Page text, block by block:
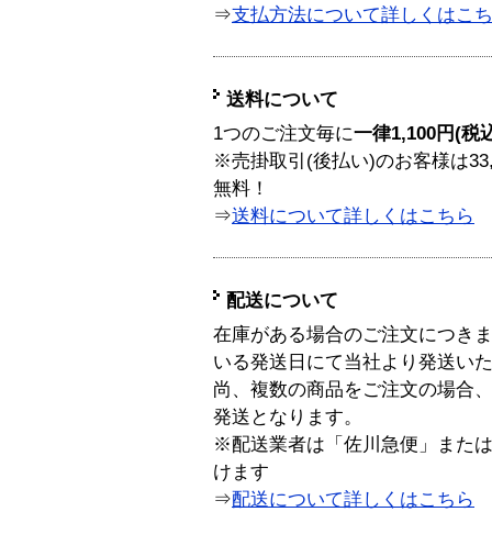
⇒支払方法について詳しくはこ
送料について
1つのご注文毎に一律1,100円(税
※売掛取引(後払い)のお客様は
無料！
⇒送料について詳しくはこちら
配送について
在庫がある場合のご注文につき
いる発送日にて当社より発送い
尚、複数の商品をご注文の場合
発送となります。
※配送業者は「佐川急便」また
けます
⇒配送について詳しくはこちら